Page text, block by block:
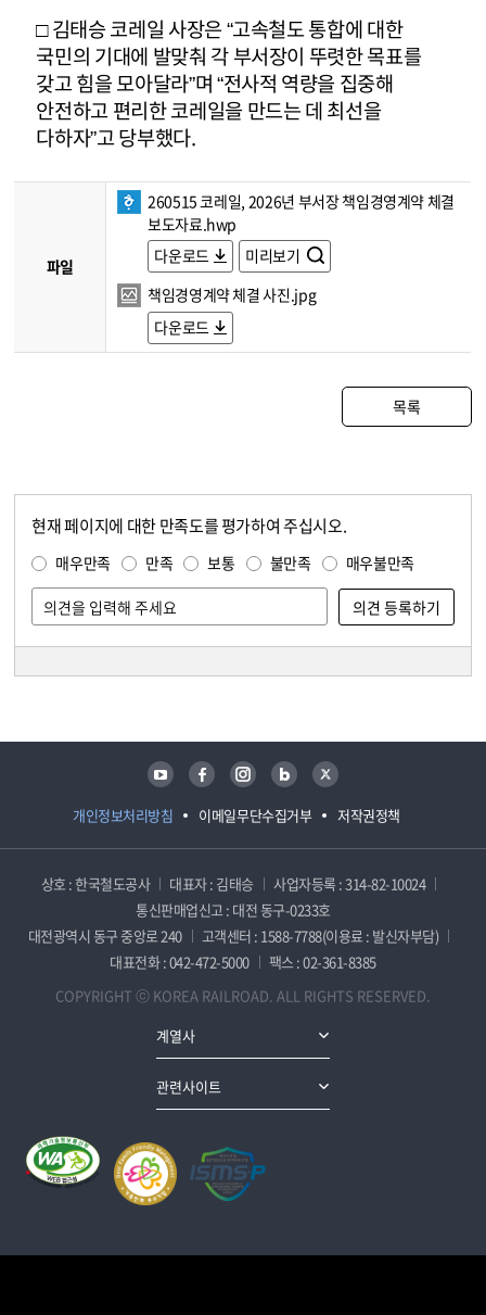
□ 김태승 코레일 사장은 “고속철도 통합에 대한
국민의 기대에 발맞춰 각 부서장이 뚜렷한 목표를
갖고 힘을 모아달라”며 “전사적 역량을 집중해
안전하고 편리한 코레일을 만드는 데 최선을
다하자”고 당부했다.
파일
260515 코레일, 2026년 부서장 책임경영계약 체결
보도자료.hwp
다운로드
미리보기
책임경영계약 체결 사진.jpg
다운로드
목록
현재 페이지에 대한 만족도를 평가하여 주십시오.
매우만족 만족 보통 불만족 매우불만족
개인정보처리방침 이메일무단수집거부 저작권정책
유튜브 페이스북 인스타그램 블로그 트위터
상호 : 한국철도공사 대표자 : 김태승
사업자등록 : 314-82-10024
통신판매업신고 : 대전 동구-0233호
대전광역시 동구 중앙로 240
고객센터 : 1588-7788(이용료 : 발신자부담)
대표전화 : 042-472-5000
팩스 : 02-361-8385
COPYRIGHT ⓒ KOREA RAILROAD. ALL RIGHTS RESERVED.
계열사
관련사이트